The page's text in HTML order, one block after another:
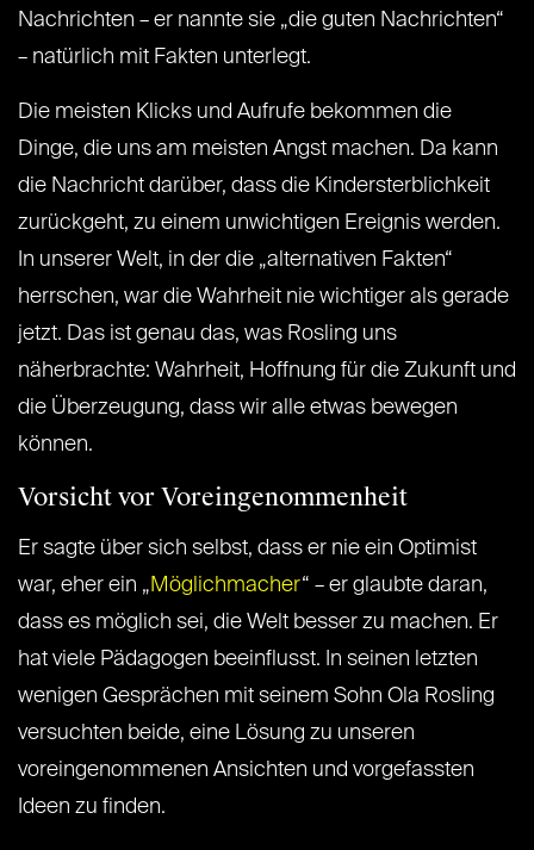
Nachrichten – er nannte sie „die guten Nachrichten“
– natürlich mit Fakten unterlegt.
Die meisten Klicks und Aufrufe bekommen die
Dinge, die uns am meisten Angst machen. Da kann
die Nachricht darüber, dass die Kindersterblichkeit
zurückgeht, zu einem unwichtigen Ereignis werden.
In unserer Welt, in der die „alternativen Fakten“
herrschen, war die Wahrheit nie wichtiger als gerade
jetzt. Das ist genau das, was Rosling uns
näherbrachte: Wahrheit, Hoffnung für die Zukunft und
die Überzeugung, dass wir alle etwas bewegen
können.
Vorsicht vor Voreingenommenheit
Er sagte über sich selbst, dass er nie ein Optimist
war, eher ein „ Möglichmacher“ – er glaubte daran,
dass es möglich sei, die Welt besser zu machen. Er
hat viele Pädagogen beeinflusst. In seinen letzten
wenigen Gesprächen mit seinem Sohn Ola Rosling
versuchten beide, eine Lösung zu unseren
voreingenommenen Ansichten und vorgefassten
Ideen zu finden.